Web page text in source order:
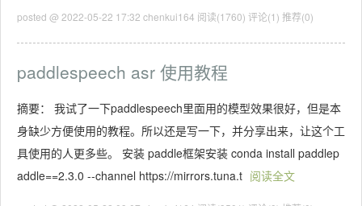
posted @ 2022-05-22 17:32 chenkui164 阅读(1760) 评论(1) 推荐(0)
paddlespeech asr 使用教程
摘要： 我试了一下paddlespeech里面用的模型效果很好，但是本
身缺少方便使用的教程。所以还是写一下，并分享出来，让这个工
具使用的人更多些。 安装 paddle框架安装 conda install paddlep
addle==2.3.0 --channel https://mirrors.tuna.t 阅读全文